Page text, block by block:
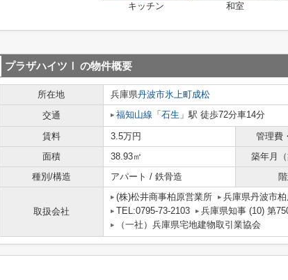
キッチン 和室
プラザハイツⅠ の物件概要
所在地 兵庫県丹波市氷上町成松
交通
福知山線 「 石生 」駅 徒歩72分車14分
賃料 3.5万円 管理費
面積
38.93㎡ 築年月（
種別/構造
アパート / 鉄骨造
取扱会社
(株)松井商事柏原営業所
兵庫県丹波市
TEL:0795-73-2103
兵庫県知事 (10) 第
（一社）兵庫県宅地建物取引業協会